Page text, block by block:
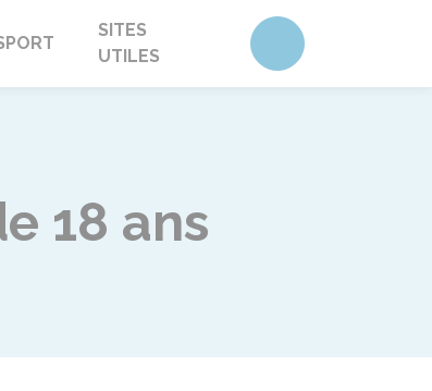
SITES
UTILES
Accéder au
18 ans